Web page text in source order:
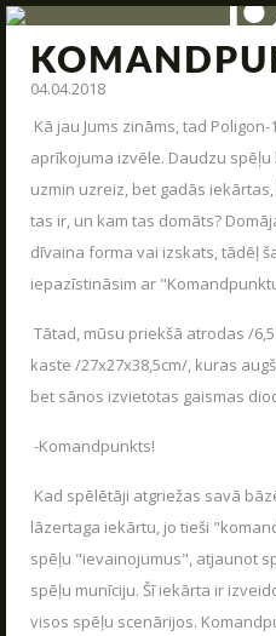
04.04.2018
Kā jau Jums zināms, tad
aprīkojuma izvēle. Daudzu
uzmin uzreiz, bet gadās
tas ir, un kam tas domāts?
dīvaina forma vai izskats, tādēļ
iepazīstināsim ar
Tātad, mūsu priekšā atrodas /
kaste /27x27x38,5cm/, kuras
bet sānos izvietotas gaismas
-Komandpunkts!
Kad spēlētāji atgriežas savā
lāzertaga iekārtu, jo tieši
spēļu "ievainojumus", atjaunot
spēļu munīciju. Šī iekārta ir
visos spēļu scenārijos.
PAR
Kas ir
ZIŅAS
Jauna arsenāla ienākšana,
interesantas kaujas un jauni
daudz kas cits mūsu ziņas.
04.06.2026
Poligon 1 Siguldā ir